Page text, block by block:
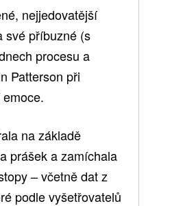
nejjedovatější
své příbuzné (s
procesu a
Patterson při
na základě
prášek a zamíchala
– včetně dat z
podle vyšetřovatelů